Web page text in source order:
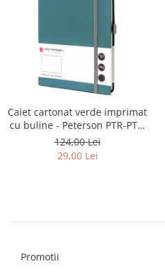
Caiet cartonat verde imprimat
cu buline - Peterson PTR-PTN
NOT-6-KP-52-9270
124,00 Lei
29,00 Lei
Promotii